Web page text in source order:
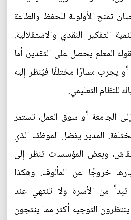
تمنح الأولوية للحفظ والطاعة
التفكير النقدي والاستقلالية.
المعلم يحصل على التقدير، أما
يجرب مسارًا مختلفًا فيُنظر إليه
للنظام التعليمي.
الجامعة أو سوق العمل، تستمر
المدير يفضل الموظف الذي
وبعض المؤسسات تنظر إلى
خروجًا عن المألوف. وهكذا
من الأسرة ولا تنتهي عند
التوجيه أكثر مما ينتجون